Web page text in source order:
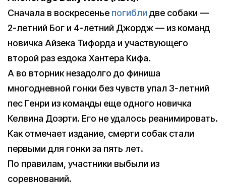
Сначала в воскресенье погибли две собаки —
2-летний Бог и 4-летний Джордж — из команд
новичка Айзека Тифорда и участвующего
второй раз ездока Хантера Кифа.
А во вторник незадолго до финиша
многодневной гонки без чувств упал 3-летний
пес Генри из команды еще одного новичка
Келвина Доэрти. Его не удалось реанимировать.
Как отмечает издание, смерти собак стали
первыми для гонки за пять лет.
По правилам, участники выбыли из
соревнований.